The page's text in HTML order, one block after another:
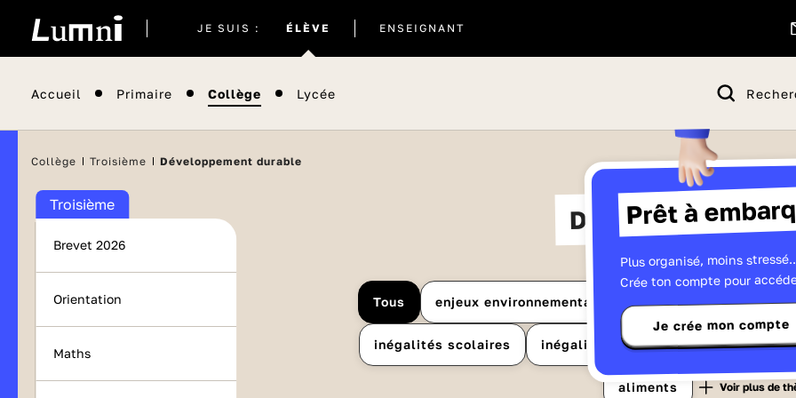
JE SUIS : ÉLÈVE
actuel
ENSEIGNANT
Accueil Primaire Collège Lycée
Prêt à
Plus organisé, moins
Crée ton compte pour
Je crée mon compte
Collège Troisième Développement durable
Troisième
Brevet 2026
Orientation
Maths
Développement
Tous enjeux environnementaux développement
inégalités scolaires inégalités sociales la mode
aliments